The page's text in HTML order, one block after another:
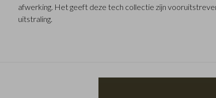
afwerking. Het geeft deze tech collectie zijn
uitstraling.